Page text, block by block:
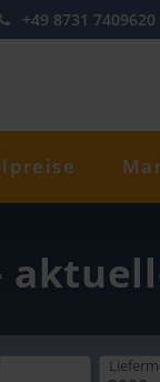
+49 8731 7409620